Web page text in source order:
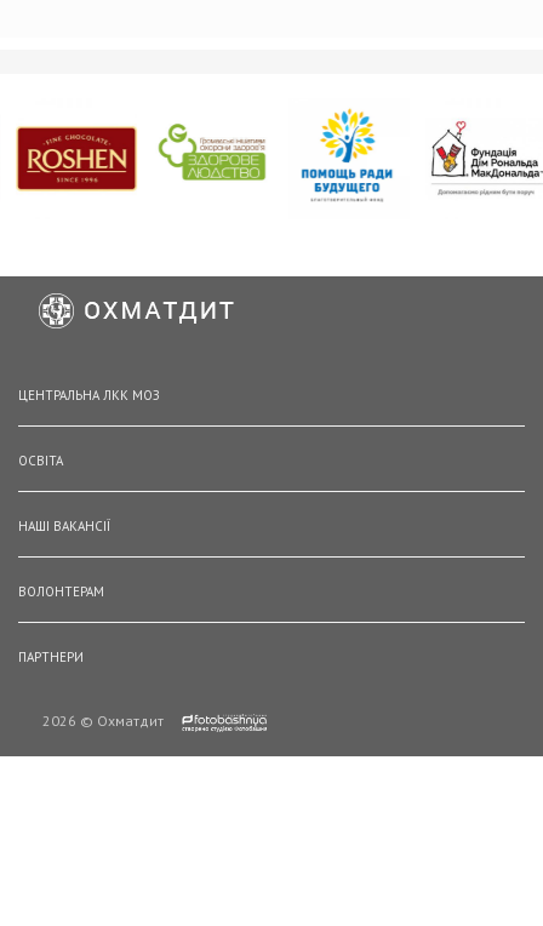
ЦЕНТРАЛЬНА ЛКК МОЗ
ОСВІТА
НАШІ ВАКАНСІЇ
ВОЛОНТЕРАМ
ПАРТНЕРИ
2026 © Охматдит